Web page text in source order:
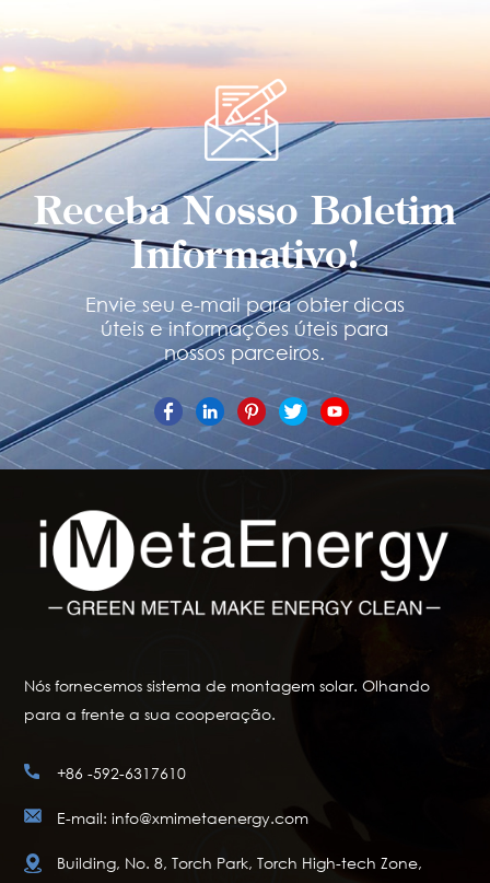
Receba Nosso Boletim
Informativo!
Envie seu e-mail para obter dicas
úteis e informações úteis para
nossos parceiros.
Nós fornecemos sistema de montagem solar. Olhando
para a frente a sua cooperação.
+86 -592-6317610
E-mail: info@xmimetaenergy.com
Building, No. 8, Torch Park, Torch High-tech Zone,